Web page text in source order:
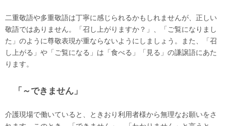
二重敬語や多重敬語は丁寧に感じられるかもしれませんが、正しい
敬語ではありません。「召し上がりますか？」、「ご覧になりまし
た」のように尊敬表現が重ならないようにしましょう。また、「召
し上がる」や「ご覧になる」は「食べる」「見る」の謙譲語にあた
ります。
「～できません」
介護現場で働いていると、ときおり利用者様から無理なお願いをさ